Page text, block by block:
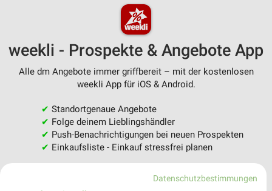
weekli - Prospekte & Angebote App
Alle dm Angebote immer griffbereit – mit der kostenlosen
weekli App für iOS & Android.
✔ Standortgenaue Angebote
✔ Folge deinem Lieblingshändler
✔ Push-Benachrichtigungen bei neuen Prospekten
✔ Einkaufsliste - Einkauf stressfrei planen
JETZT LADEN UND SPAREN!Datenschutzbestimmungen